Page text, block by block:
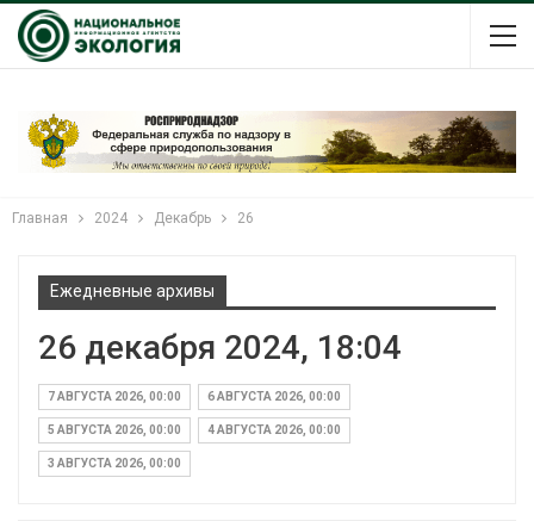
Главная 2024 Декабрь 26
Ежедневные архивы
26 декабря 2024, 18:04
7 АВГУСТА 2026, 00:00 6 АВГУСТА 2026, 00:00
5 АВГУСТА 2026, 00:00 4 АВГУСТА 2026, 00:00
3 АВГУСТА 2026, 00:00